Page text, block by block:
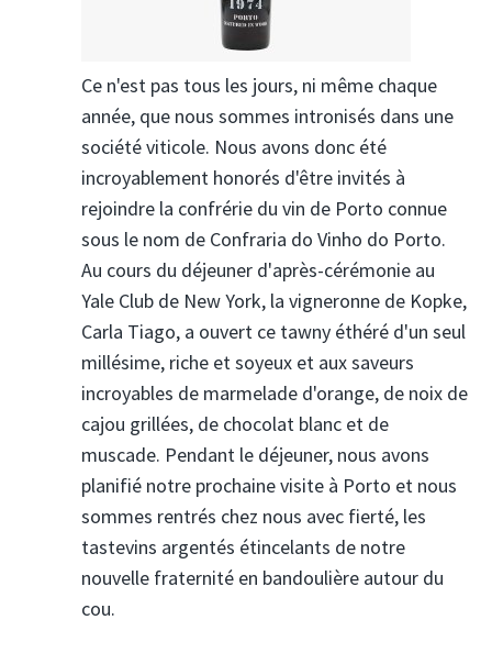
Ce n'est pas tous les jours, ni même chaque
année, que nous sommes intronisés dans une
société viticole. Nous avons donc été
incroyablement honorés d'être invités à
rejoindre la confrérie du vin de Porto connue
sous le nom de Confraria do Vinho do Porto.
Au cours du déjeuner d'après-cérémonie au
Yale Club de New York, la vigneronne de Kopke,
Carla Tiago, a ouvert ce tawny éthéré d'un seul
millésime, riche et soyeux et aux saveurs
incroyables de marmelade d'orange, de noix de
cajou grillées, de chocolat blanc et de
muscade. Pendant le déjeuner, nous avons
planifié notre prochaine visite à Porto et nous
sommes rentrés chez nous avec fierté, les
tastevins argentés étincelants de notre
nouvelle fraternité en bandoulière autour du
cou.